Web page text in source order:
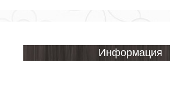
Информация